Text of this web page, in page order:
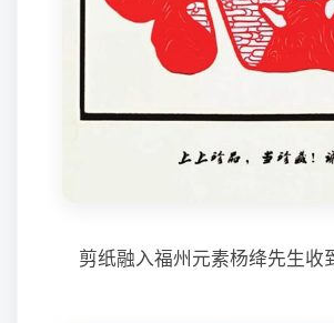
剪纸融入福州元素杨绛先生收